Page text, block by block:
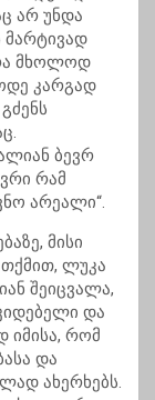
არ უნდა
მარტივად
მხოლოდ
კარგად
ბევრ
რამ
არეალი“.
მისი
თქმით, ლუკა
შეიცვალა,
და
იმისა, რომ
და
ახერხებს.